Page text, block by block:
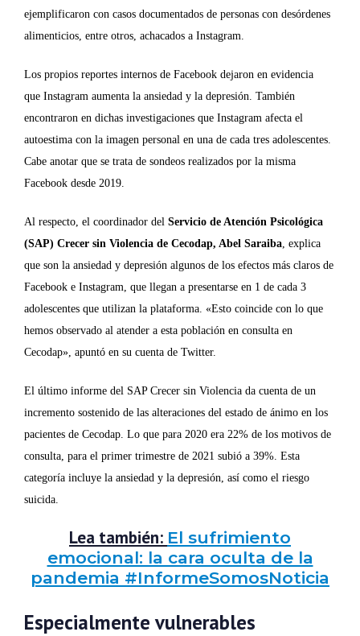
ejemplificaron con casos documentados de personas con desórdenes
alimenticios, entre otros, achacados a Instagram.
Los propios reportes internos de Facebook dejaron en evidencia
que Instagram aumenta la ansiedad y la depresión. También
encontraron en dichas investigaciones que Instagram afecta el
autoestima con la imagen personal en una de cada tres adolescentes.
Cabe anotar que se trata de sondeos realizados por la misma
Facebook desde 2019.
Al respecto, el coordinador del Servicio de Atención Psicológica
(SAP) Crecer sin Violencia de Cecodap, Abel Saraiba , explica
que son la ansiedad y depresión algunos de los efectos más claros de
Facebook e Instagram, que llegan a presentarse en 1 de cada 3
adolescentes que utilizan la plataforma. «Esto coincide con lo que
hemos observado al atender a esta población en consulta en
Cecodap», apuntó en su cuenta de Twitter.
El último informe del SAP Crecer sin Violencia da cuenta de un
incremento sostenido de las alteraciones del estado de ánimo en los
pacientes de Cecodap. Lo que para 2020 era 22% de los motivos de
consulta, para el primer trimestre de 2021 subió a 39%. Esta
categoría incluye la ansiedad y la depresión, así como el riesgo
suicida.
Lea también: El sufrimiento
emocional: la cara oculta de la
pandemia #InformeSomosNoticia
Especialmente vulnerables